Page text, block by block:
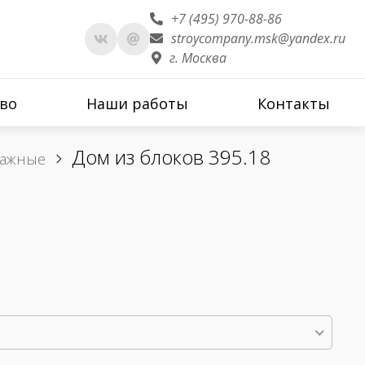
+7 (495) 970-88-86
stroycompany.msk@yandex.ru
г. Москва
Наши работы Контакты
Дом из блоков 395.18